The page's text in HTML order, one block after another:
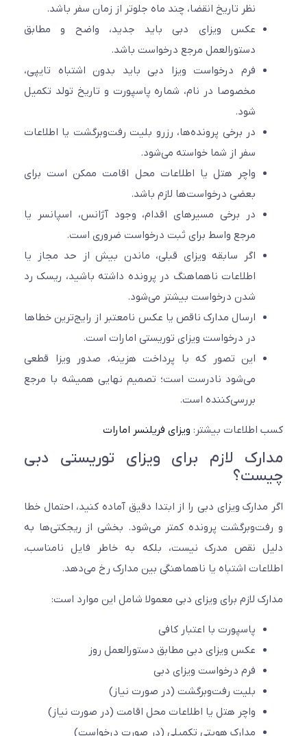
نظر تاریخ انقضا، چند ماه جلوتر از زمان سفر باشد.
عکس ویزای دبی باید جدید، واضح و مطابق
دستورالعمل مرجع درخواست باشد.
فرم درخواست ویزا دبی باید بدون اشتباه تایپی،
مخصوصا در نام، شماره پاسپورت و تاریخ تولد تکمیل
در برخی پرونده‌ها، رزرو بلیت رفت‌وبرگشت یا اطلاعات
سفر از شما خواسته می‌شود.
واچر هتل یا اطلاعات محل اقامت ممکن است برای
بعضی درخواست‌ها لازم باشد.
در برخی مسیرهای اقدام، وجود آژانس، اسپانسر یا
مرجع واسط برای ثبت درخواست ضروری است.
اگر سابقه ویزای قبلی، ماندن بیش از حد مجاز یا
اطلاعات ناهماهنگ در پرونده داشته باشید، ریسک رد
شدن درخواست بیشتر می‌شود.
ارسال مدارک ناقص یا عکس نامعتبر از رایج‌ترین خطاها
در درخواست ویزای توریستی امارات است.
این تصور که با پرداخت هزینه، صدور ویزا قطعی
می‌شود نادرست است؛ تصمیم نهایی همیشه با مرجع
بررسی‌کننده است.
اطلاعات بیشتر:ویزای فریلنسر امارات
لازم برای ویزای توریستی دبی
ویزای دبی را از ابتدا دقیق آماده کنید، احتمال خطا
پرونده کمتر می‌شود. بخشی از ریجکتی‌ها به
نقص مدرک نیست، بلکه به خاطر فایل نامناسب،
اشتباه یا ناهماهنگی بین مدارک رخ می‌دهد.
لازم برای ویزای دبی معمولا شامل این موارد است:
پاسپورت با اعتبار کافی
عکس ویزای دبی مطابق دستورالعمل روز
فرم درخواست ویزای دبی
بلیت رفت‌وبرگشت (در صورت نیاز)
واچر هتل یا اطلاعات محل اقامت (در صورت نیاز)
مدارک هویتی تکمیلی (در صورت درخواست)